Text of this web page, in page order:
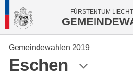
FÜRSTENTUM
Gemeindewahlen 2019
Eschen